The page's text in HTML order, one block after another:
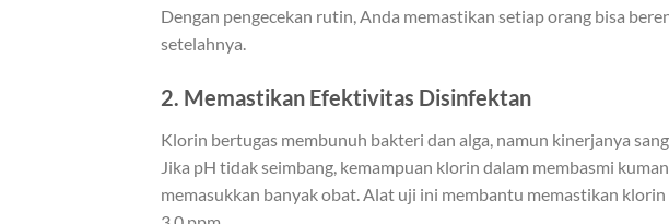
Dengan pengecekan rutin, Anda memastikan setiap orang bisa
setelahnya.
2. Memastikan Efektivitas Disinfektan
Klorin bertugas membunuh bakteri dan alga, namun kinerjanya
Jika pH tidak seimbang, kemampuan klorin dalam membasmi
memasukkan banyak obat. Alat uji ini membantu memastikan